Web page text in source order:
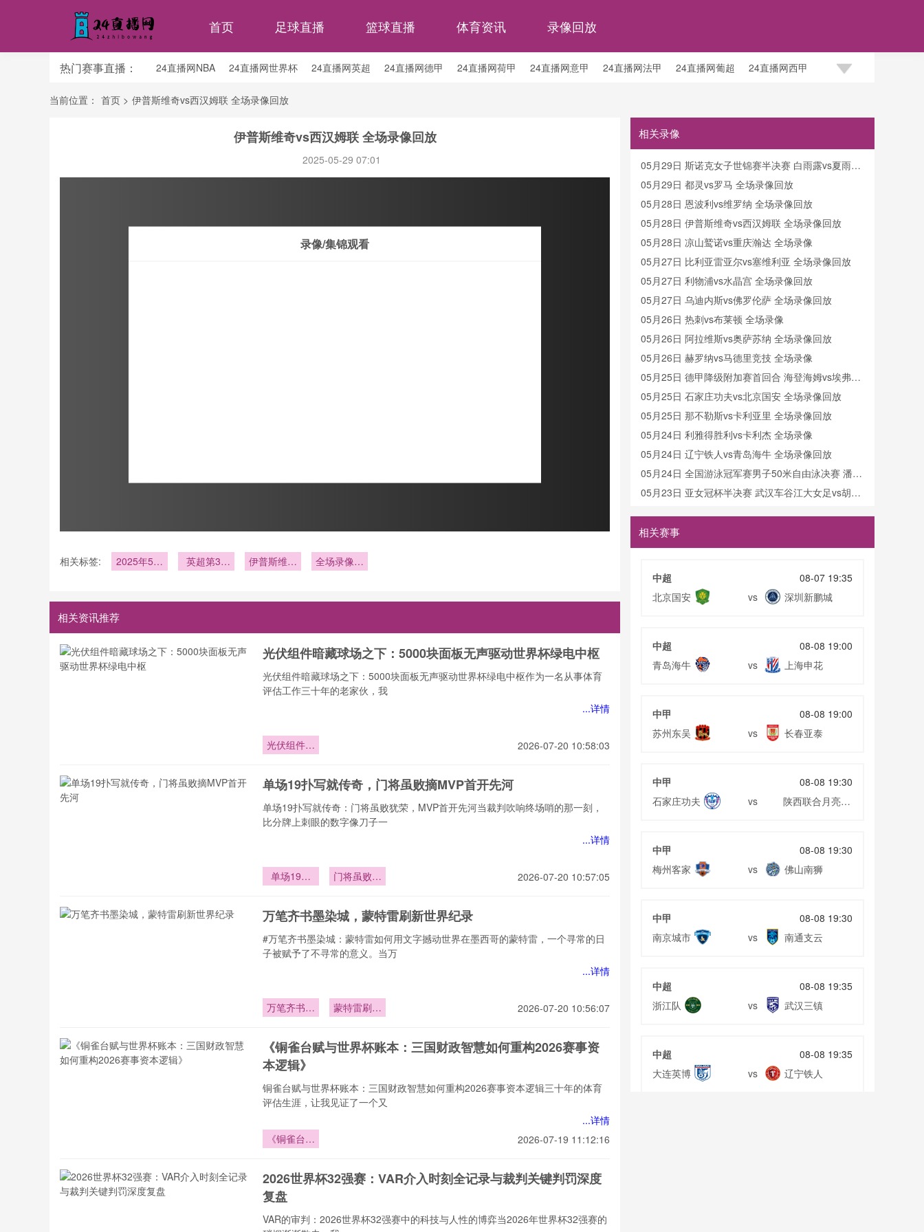
首页 足球直播 篮球直播 体育资讯 录像回放
热门赛事直播： 24直播网NBA 24直播网世界杯 24直播网英超 24直播网德甲 24直播网荷甲 24直播网意甲 24直播网法甲 24直播网葡超 24直播网西甲
24直播网中超 24直播网法乙
当前位置： 首页 > 伊普斯维奇vs西汉姆联 全场录像回放
伊普斯维奇vs西汉姆联 全场录像回放
2025-05-29 07:01
录像/集锦观看
相关标签:
2025年5月
英超第38
伊普斯维奇
全场录像回
相关资讯推荐
光伏组件暗藏球场之下：5000块面板无声驱动世界杯绿电中枢
光伏组件暗藏球场之下：5000块面板无声驱动世界杯绿电中枢作为一名从事体育
评估工作三十年的老家伙，我
...详情
光伏组件暗
块面板无声
驱动世界杯
绿电中枢
2026-07-20 10:58:03
单场19扑写就传奇，门将虽败摘MVP首开先河
单场19扑写就传奇：门将虽败犹荣，MVP首开先河当裁判吹响终场哨的那一刻，
比分牌上刺眼的数字像刀子一
...详情
单场19扑
门将虽败摘
2026-07-20 10:57:05
万笔齐书墨染城，蒙特雷刷新世界纪录
#万笔齐书墨染城：蒙特雷如何用文字撼动世界在墨西哥的蒙特雷，一个寻常的日
子被赋予了不寻常的意义。当万
...详情
万笔齐书墨
蒙特雷刷新
2026-07-20 10:56:07
《铜雀台赋与世界杯账本：三国财政智慧如何重构2026赛事资
本逻辑》
铜雀台赋与世界杯账本：三国财政智慧如何重构2026赛事资本逻辑三十年的体育
评估生涯，让我见证了一个又
...详情
《铜雀台赋
政智慧如何
重构2026
辑》
2026-07-19 11:12:16
2026世界杯32强赛：VAR介入时刻全记录与裁判关键判罚深度
复盘
VAR的审判：2026世界杯32强赛中的科技与人性的博弈当2026年世界杯32强赛的
相关录像
05月29日 斯诺克女子世锦赛半决赛 白雨露vs夏雨滢
全场录像回放
05月29日 都灵vs罗马 全场录像回放
05月28日 恩波利vs维罗纳 全场录像回放
05月28日 伊普斯维奇vs西汉姆联 全场录像回放
05月28日 凉山鹫诺vs重庆瀚达 全场录像
05月27日 比利亚雷亚尔vs塞维利亚 全场录像回放
05月27日 利物浦vs水晶宫 全场录像回放
05月27日 乌迪内斯vs佛罗伦萨 全场录像回放
05月26日 热刺vs布莱顿 全场录像
05月26日 阿拉维斯vs奥萨苏纳 全场录像回放
05月26日 赫罗纳vs马德里竞技 全场录像
05月25日 德甲降级附加赛首回合 海登海姆vs埃弗斯
堡 全场录像
05月25日 石家庄功夫vs北京国安 全场录像回放
05月25日 那不勒斯vs卡利亚里 全场录像回放
05月24日 利雅得胜利vs卡利杰 全场录像
05月24日 辽宁铁人vs青岛海牛 全场录像回放
05月24日 全国游泳冠军赛男子50米自由泳决赛 潘展
乐 全场录像回放
05月23日 亚女冠杯半决赛 武汉车谷江大女足vs胡志
05月23日 苏州东吴vs上海海港 全场录像
05月22日 重庆铜梁龙vs河南 全场录像回放
05月22日 定南赣联vs云南玉昆 全场录像回放
05月21日 罗马vsAC米兰 全场录像回放
展乐 全场录像回放
05月21日 卡利亚里vs威尼斯 全场录像回放
05月20日 帕尔马vs那不勒斯 全场录像
05月19日 热那亚vs亚特兰大 全场录像回放
相关赛事
中超
08-07 19:35
北京国安
vs 深圳新鹏城
中超
08-08 19:00
青岛海牛
vs 上海申花
中甲
08-08 19:00
苏州东吴
vs 长春亚泰
中甲
08-08 19:30
石家庄功夫
vs
陕西联合月亮泊
中甲
08-08 19:30
梅州客家
vs 佛山南狮
中甲
08-08 19:30
南京城市
vs 南通支云
中超
08-08 19:35
浙江队
vs 武汉三镇
中超
08-08 19:35
大连英博
vs 辽宁铁人